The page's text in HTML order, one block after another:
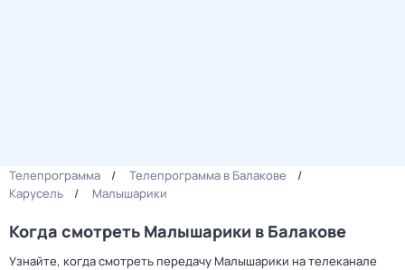
Телепрограмма
Телепрограмма в Балакове
Карусель
Малышарики
Когда смотреть Малышарики в Балакове
Узнайте, когда смотреть передачу Малышарики на телеканале